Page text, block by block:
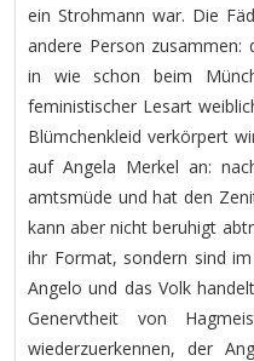
ein Strohmann war. Die
andere Person zusammen:
in wie schon beim
feministischer Lesart
Blümchenkleid verkörpert
auf Angela Merkel an:
amtsmüde und hat den
kann aber nicht beruhigt
ihr Format, sondern sind
Angelo und das Volk
Genervtheit von
wiederzuerkennen, der